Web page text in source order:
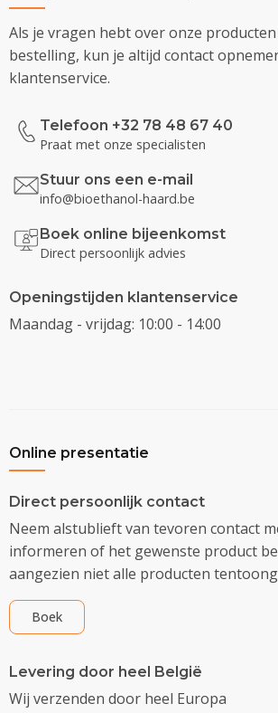
Als je vragen hebt over onze
bestelling, kun je altijd contact
klantenservice.
Telefoon +32 78 48 67 40
Praat met onze specialisten
Stuur ons een e-mail
info@bioethanol-haard.be
Boek online bijeenkomst
Direct persoonlijk advies
Openingstijden klantenservice
Maandag - vrijdag: 10:00 - 14:00
Online presentatie
Direct persoonlijk contact
Neem alstublieft van tevoren contact
informeren of het gewenste product
aangezien niet alle producten
Boek
Levering door heel België
Wij verzenden door heel Europa